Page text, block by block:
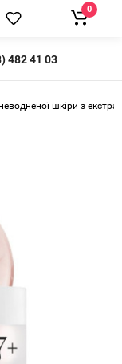
482 41 03
0
шкіри з